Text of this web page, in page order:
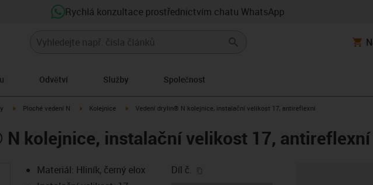
Rychlá konzultace prostřednictvím chatu WhatsApp
Odvětví Služby Společnost
igus-icon-arrow-right
Ploché vedení N igus-icon-arrow-right
Kolejnice igus-icon-arrow-right
Vedení drylin® N kolejnice, instalační velikost 17, antireflexní
kolejnice, instalační velikost 17, antireflexní
Materiál: Hliník, černý elox
Díl č.